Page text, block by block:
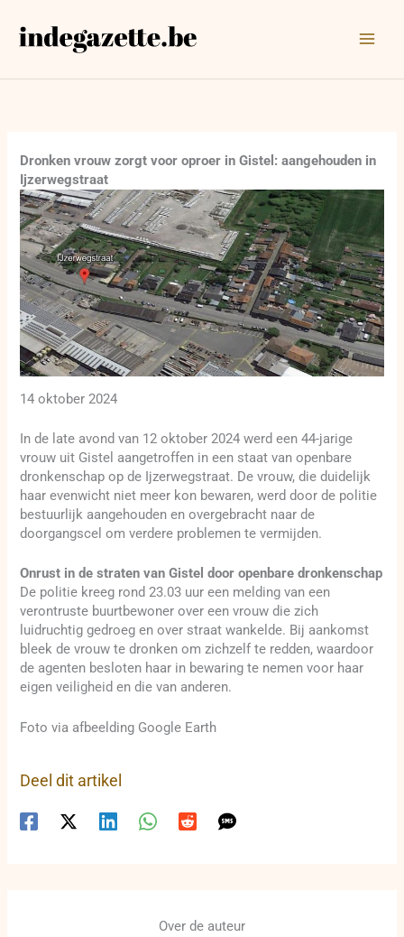
naar
Dronken vrouw zorgt voor oproer in Gistel: aangehouden in
Ijzerwegstraat
14 oktober 2024
In de late avond van 12 oktober 2024 werd een 44-jarige
vrouw uit Gistel aangetroffen in een staat van openbare
dronkenschap op de Ijzerwegstraat. De vrouw, die duidelijk
haar evenwicht niet meer kon bewaren, werd door de politie
bestuurlijk aangehouden en overgebracht naar de
doorgangscel om verdere problemen te vermijden.
Onrust in de straten van Gistel door openbare dronkenschap
De politie kreeg rond 23.03 uur een melding van een
verontruste buurtbewoner over een vrouw die zich
luidruchtig gedroeg en over straat wankelde. Bij aankomst
bleek de vrouw te dronken om zichzelf te redden, waardoor
de agenten besloten haar in bewaring te nemen voor haar
eigen veiligheid en die van anderen.
Foto via afbeelding Google Earth
Deel dit artikel
Over de auteur